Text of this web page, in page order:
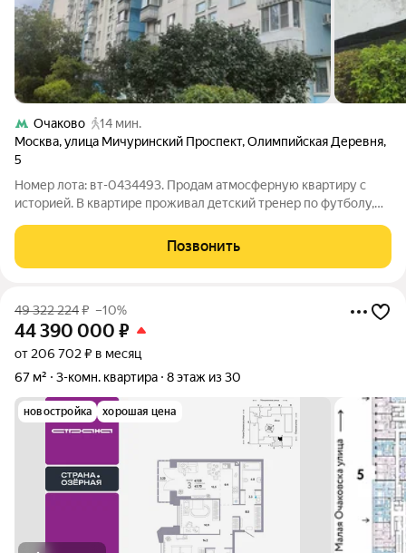
Очаково
14 мин.
Москва,улица Мичуринский Проспект,Олимпийская Деревня,
5
Номер лота: вт-0434493. Продам атмосферную квартиру с
историей. В квартире проживал детский тренер по футболу,
футболистам Москвы. Квартира расположена в районе
Тропарево - Никулино, Олимпийская
Позвонить
49 322 224₽ –10%
44 390 000 ₽
от 206 702 ₽ в месяц
67 м²
3-комн. квартира 8 этаж из 30
новостройка хорошая цена